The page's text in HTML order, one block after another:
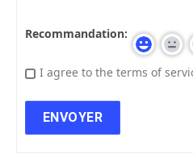
Recommandation:
I agree to the terms of